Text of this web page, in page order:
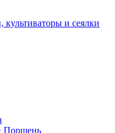
культиваторы и сеялки
Поршень